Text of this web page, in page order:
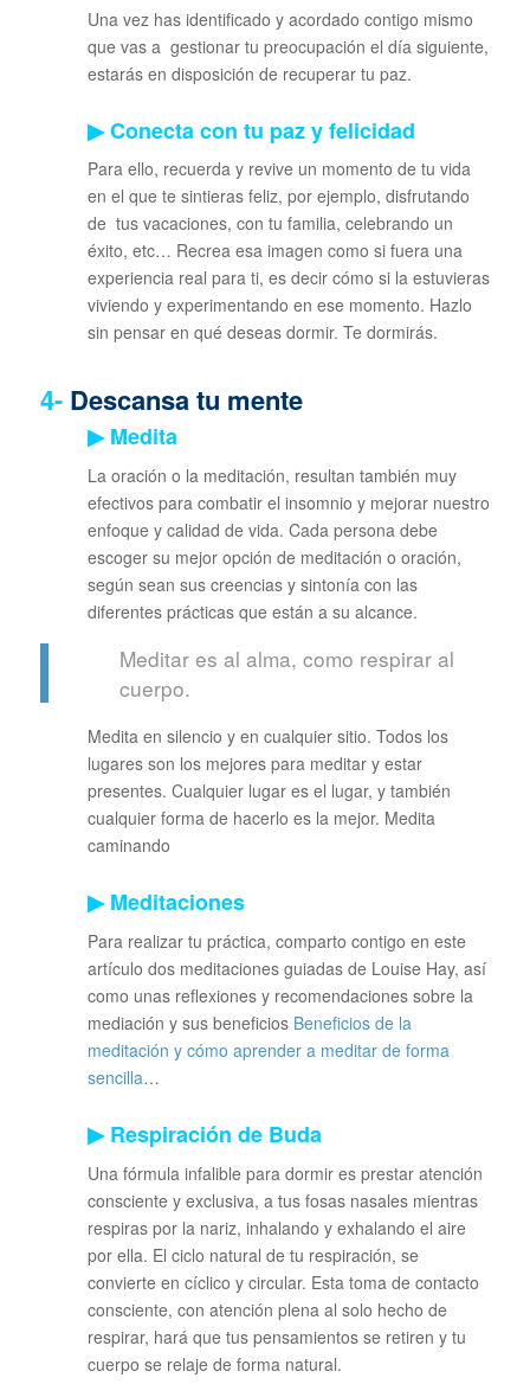
Una vez has identificado y acordado contigo mismo
que vas a gestionar tu preocupación el día siguiente,
estarás en disposición de recuperar tu paz.
▶ Conecta con tu paz y felicidad
Para ello, recuerda y revive un momento de tu vida
en el que te sintieras feliz, por ejemplo, disfrutando
de tus vacaciones, con tu familia, celebrando un
éxito, etc… Recrea esa imagen como si fuera una
experiencia real para ti, es decir cómo si la estuvieras
viviendo y experimentando en ese momento. Hazlo
sin pensar en qué deseas dormir. Te dormirás.
4-Descansa tu mente
▶ Medita
La oración o la meditación, resultan también muy
efectivos para combatir el insomnio y mejorar nuestro
enfoque y calidad de vida. Cada persona debe
escoger su mejor opción de meditación o oración,
según sean sus creencias y sintonía con las
diferentes prácticas que están a su alcance.
Meditar es al alma, como respirar al
cuerpo.
Medita en silencio y en cualquier sitio. Todos los
lugares son los mejores para meditar y estar
presentes. Cualquier lugar es el lugar, y también
cualquier forma de hacerlo es la mejor. Medita
caminando
▶ Meditaciones
Para realizar tu práctica, comparto contigo en este
artículo dos meditaciones guiadas de Louise Hay, así
como unas reflexiones y recomendaciones sobre la
mediación y sus beneficios Beneficios de la
meditación y cómo aprender a meditar de forma
sencilla…
▶Respiración de Buda
Una fórmula infalible para dormir es prestar atención
consciente y exclusiva, a tus fosas nasales mientras
respiras por la nariz, inhalando y exhalando el aire
por ella. El ciclo natural de tu respiración, se
convierte en cíclico y circular. Esta toma de contacto
consciente, con atención plena al solo hecho de
respirar, hará que tus pensamientos se retiren y tu
cuerpo se relaje de forma natural.